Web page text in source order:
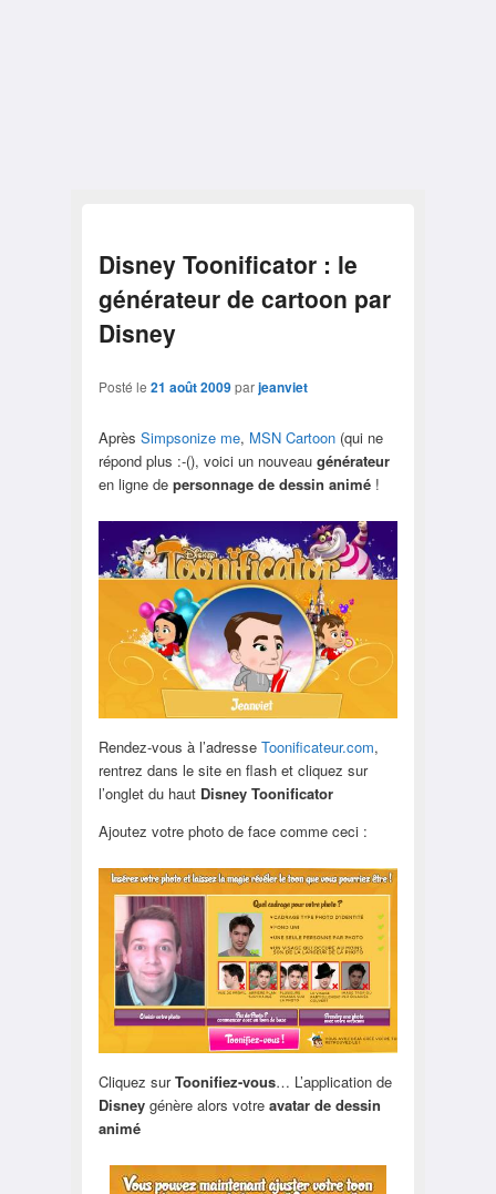
Disney Toonificator : le
générateur de cartoon par
Disney
Posté le 21 août 2009parjeanviet
Après Simpsonize me, MSN Cartoon(qui ne
répond plus :-(), voici un nouveau générateur
en ligne de personnage de dessin animé!
Rendez-vous à l’adresse Toonificateur.com,
rentrez dans le site en flash et cliquez sur
l’onglet du haut Disney Toonificator
Ajoutez votre photo de face comme ceci :
Cliquez surToonifiez-vous… L’application de
Disneygénère alors votre avatar de dessin
animé